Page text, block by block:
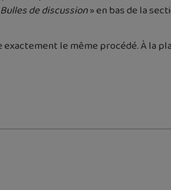
Bulles de discussion» en bas de la
exactement le même procédé. À la